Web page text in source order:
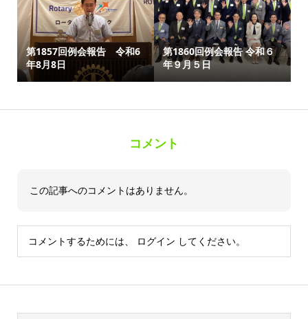
第1857回例会報告 令和6
年8月8日
第1860回例会報告 令和６
年９月５日
コメント
この記事へのコメントはありません。
コメントするためには、 ログイン してください。